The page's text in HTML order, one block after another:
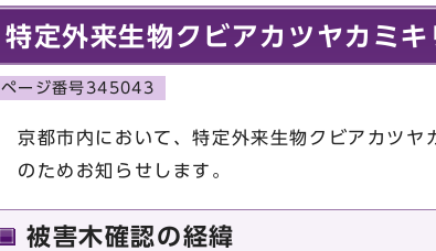
特定外来生物クビアカツヤカミ
ページ番号345043
京都市内において、特定外来生物クビアカツ
のためお知らせします。
被害木確認の経緯